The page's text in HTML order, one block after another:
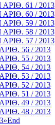
61 / 2013
60 / 2013
59 / 2013
58 / 2013
57 / 2013
56 / 2013
55 / 2013
54 / 2013
53 / 2013
52 / 2013
51 / 2013
49 / 2013
48 / 2013
»End